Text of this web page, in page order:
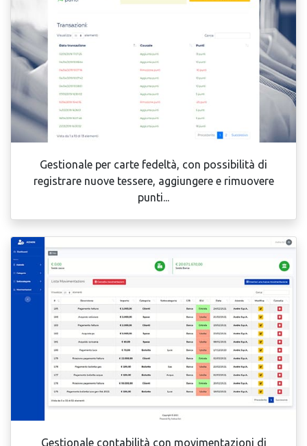
Gestionale per carte fedeltà, con possibilità di
registrare nuove tessere, aggiungere e rimuovere
punti...
Gestionale contabilità con movimentazioni di